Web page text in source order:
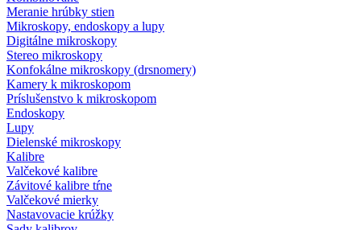
Meranie hrúbky stien
Mikroskopy, endoskopy a lupy
Digitálne mikroskopy
Stereo mikroskopy
Konfokálne mikroskopy (drsnomery)
Kamery k mikroskopom
Príslušenstvo k mikroskopom
Endoskopy
Lupy
Dielenské mikroskopy
Kalibre
Valčekové kalibre
Závitové kalibre tŕne
Valčekové mierky
Nastavovacie krúžky